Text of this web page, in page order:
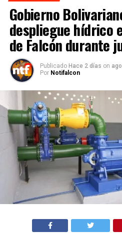
Gobierno
despliegue hídrico
de Falcón durante
Publicado Hace 2 días on
Por Notifalcon